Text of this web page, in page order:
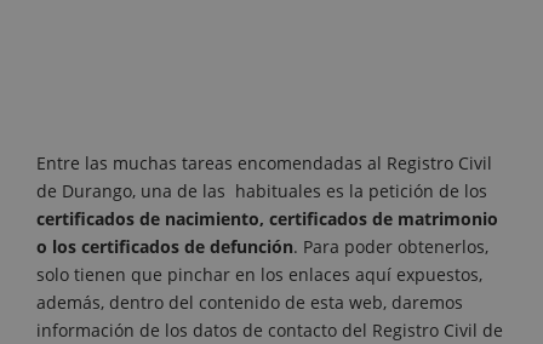
Entre las muchas tareas encomendadas al Registro Civil
de Durango, una de las habituales es la petición de los
certificados de nacimiento, certificados de matrimonio
o los certificados de defunción. Para poder obtenerlos,
solo tienen que pinchar en los enlaces aquí expuestos,
además, dentro del contenido de esta web, daremos
información de los datos de contacto del Registro Civil de